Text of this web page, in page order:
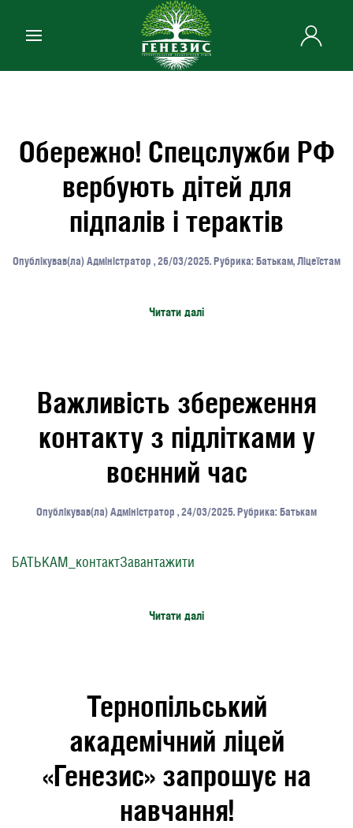
Skip to main content
Обережно! Спецслужби РФ
вербують дітей для
підпалів і терактів
Опублікував(ла)Адміністратор ,26/03/2025. Рубрика:Батькам,Ліцеїстам
Читати далі
Важливість збереження
контакту з підлітками у
воєнний час
Опублікував(ла)Адміністратор ,24/03/2025. Рубрика:Батькам
БАТЬКАМ_контактЗавантажити
Читати далі
Тернопільський
академічний ліцей
«Генезис» запрошує на
навчання!